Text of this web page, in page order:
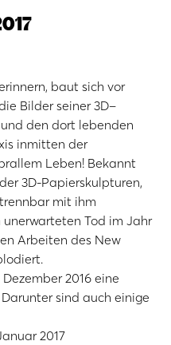
baut sich vor
Bilder seiner 3D–
den dort lebenden
inmitten der
Leben! Bekannt
3D-Papierskulpturen,
mit ihm
Tod im Jahr
Arbeiten des New
2016 eine
sind auch einige
2017